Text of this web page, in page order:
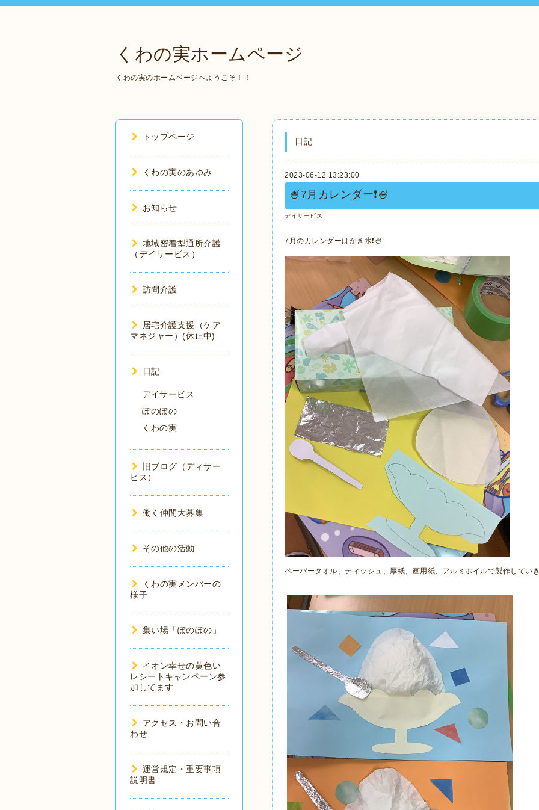
くわの実ホームページ
くわの実のホームページへようこそ！！
日記
2023-06-12 13:23:00
🍧7月カレンダー❗️🍧
デイサービス
7月のカレンダーはかき氷❗️🍧
ペーパータオル、ティッシュ、厚紙、画用紙、アルミホイルで製作していき
トップページ
くわの実のあゆみ
お知らせ
地域密着型通所介護
（デイサービス）
訪問介護
居宅介護支援（ケア
マネジャー）(休止中)
日記
デイサービス
ぽのぽの
くわの実
旧ブログ（ディサー
ビス）
働く仲間大募集
その他の活動
くわの実メンバーの
様子
集い場「ぽのぽの」
イオン幸せの黄色い
レシートキャンペーン参
加してます
アクセス・お問い合
わせ
運営規定・重要事項
説明書